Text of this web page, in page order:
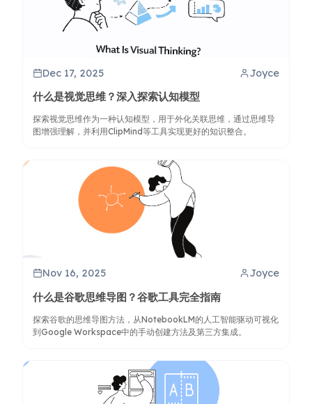
Dec 17, 2025 Joyce
什么是视觉思维？深入探索认知模型
探索视觉思维作为一种认知模型，用于外化关联思维，通过思维导
图增强理解，并利用ClipMind等工具实现更好的知识整合。
Nov 16, 2025 Joyce
什么是谷歌思维导图？谷歌工具完全指南
探索谷歌的思维导图方法，从NotebookLM的人工智能驱动可视化
到Google Workspace中的手动创建方法及第三方集成。